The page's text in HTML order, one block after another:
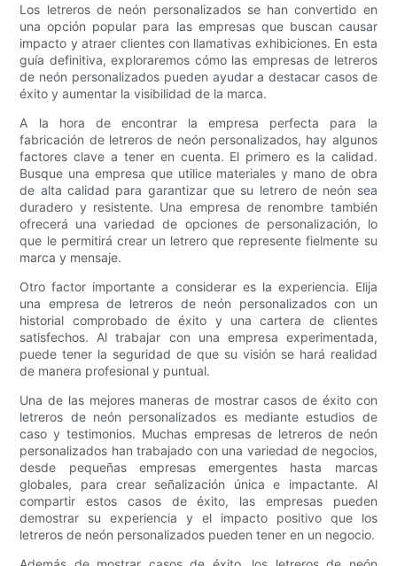
Los letreros de neón personalizados se han convertido en
una opción popular para las empresas que buscan causar
impacto y atraer clientes con llamativas exhibiciones. En esta
guía definitiva, exploraremos cómo las empresas de letreros
de neón personalizados pueden ayudar a destacar casos de
éxito y aumentar la visibilidad de la marca.
A la hora de encontrar la empresa perfecta para la
fabricación de letreros de neón personalizados, hay algunos
factores clave a tener en cuenta. El primero es la calidad.
Busque una empresa que utilice materiales y mano de obra
de alta calidad para garantizar que su letrero de neón sea
duradero y resistente. Una empresa de renombre también
ofrecerá una variedad de opciones de personalización, lo
que le permitirá crear un letrero que represente fielmente su
marca y mensaje.
Otro factor importante a considerar es la experiencia. Elija
una empresa de letreros de neón personalizados con un
historial comprobado de éxito y una cartera de clientes
satisfechos. Al trabajar con una empresa experimentada,
puede tener la seguridad de que su visión se hará realidad
de manera profesional y puntual.
Una de las mejores maneras de mostrar casos de éxito con
letreros de neón personalizados es mediante estudios de
caso y testimonios. Muchas empresas de letreros de neón
personalizados han trabajado con una variedad de negocios,
desde pequeñas empresas emergentes hasta marcas
globales, para crear señalización única e impactante. Al
compartir estos casos de éxito, las empresas pueden
demostrar su experiencia y el impacto positivo que los
letreros de neón personalizados pueden tener en un negocio.